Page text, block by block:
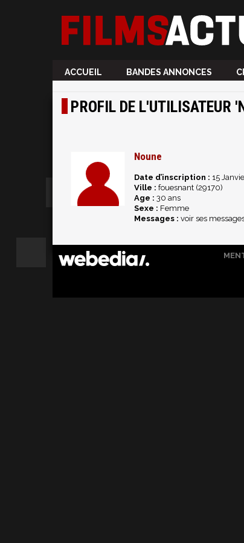
ACCUEIL BANDES ANNONCES
PROFIL DE L'UTILISATEUR
Noune
Date d’inscription : 15
Ville : fouesnant (29170)
Age : 30 ans
Sexe : Femme
Messages : voir ses